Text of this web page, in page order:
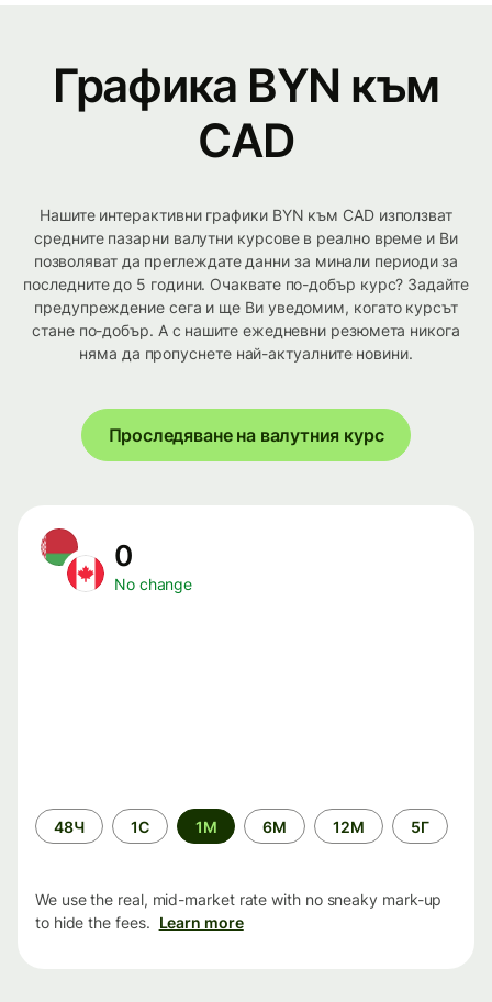
Графика BYN към
CAD
Нашите интерактивни графики BYN към CAD използват
средните пазарни валутни курсове в реално време и Ви
позволяват да преглеждате данни за минали периоди за
последните до 5 години. Очаквате по-добър курс? Задайте
предупреждение сега и ще Ви уведомим, когато курсът
стане по-добър. А с нашите ежедневни резюмета никога
няма да пропуснете най-актуалните новини.
Проследяване на валутния курс
0
No change
Time
period
48Ч 1С 1М 6М 12М 5Г
We use the real, mid-market rate with no sneaky mark-up
to hide the fees. Learn more